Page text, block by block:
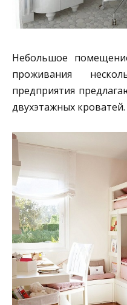
Небольшое
проживания
предприятия
двухэтажных кроватей.